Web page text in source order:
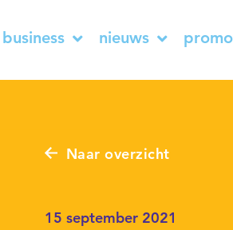
business nieuws
Naar overzicht
15 september 2021